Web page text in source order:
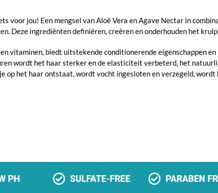
voor jou! Een mengsel van Aloë Vera en Agave Nectar in
Deze ingrediënten definiëren, creëren en onderhouden het
vitaminen, biedt uitstekende conditionerende eigenschappen
wordt het haar sterker en de elasticiteit verbeterd, het
op het haar ontstaat, wordt vocht ingesloten en verzegeld,